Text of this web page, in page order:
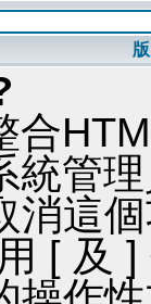
合
統管
消這
[ 及